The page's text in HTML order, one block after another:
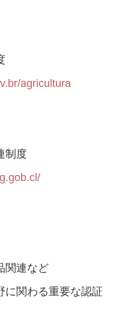
agricultura
制度
関連など
に関わる重要な認証